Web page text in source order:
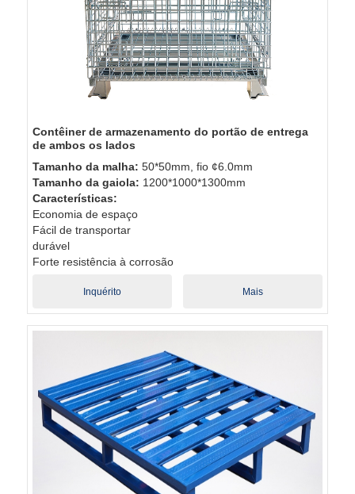
Contêiner de armazenamento do portão de entrega
de ambos os lados
Tamanho da malha:50*50mm, fio ¢6.0mm
Tamanho da gaiola: 1200*1000*1300mm
Características:
Economia de espaço
Fácil de transportar
durável
Forte resistência à corrosão
Inquérito Mais